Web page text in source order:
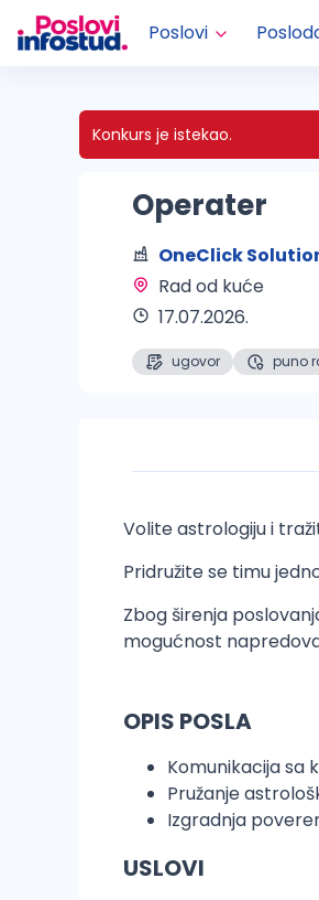
Poslovi
Konkurs je istekao.
Operater
OneClick
Rad od kuće
17.07.2026.
ugovor puno
Volite astrologiju i
Pridružite se timu
Zbog širenja
mogućnost
OPIS POSLA
Komunikacija sa
Pružanje
Izgradnja
USLOVI